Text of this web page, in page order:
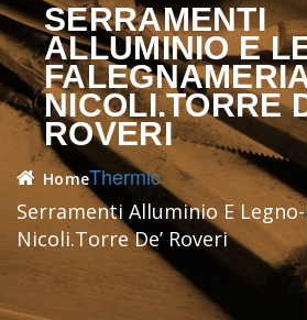
SERRAMENTI
ALLUMINIO E
NICOLI.TORRE
ROVERI
HomeThermic
Serramenti Alluminio E
Nicoli.Torre De’ Roveri